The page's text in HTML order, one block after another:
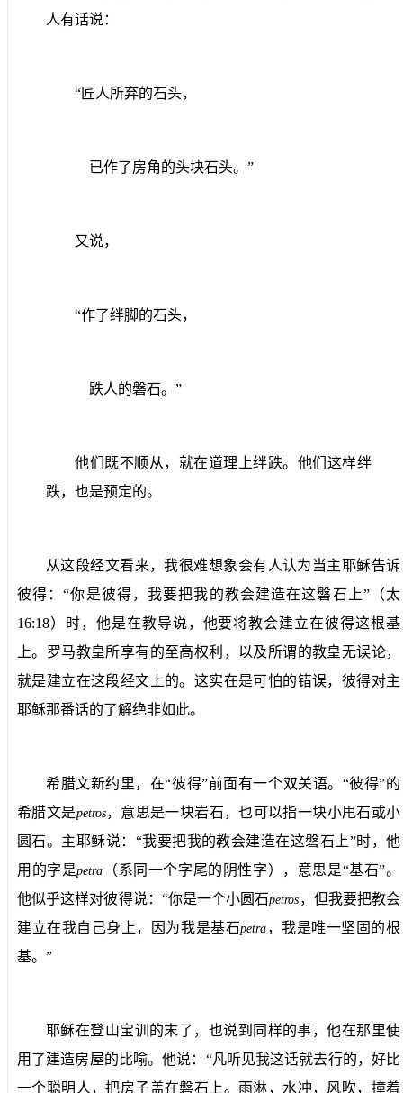
人有话说：
“匠人所弃的石头，
已作了房角的头块石头。”
又说，
“作了绊脚的石头，
跌人的磐石。”
他们既不顺从，就在道理上绊跌。他们这样绊
跌，也是预定的。
从这段经文看来，我很难想象会有人认为当主耶稣告诉
彼得：“你是彼得，我要把我的教会建造在这磐石上”（太
16:18）时，他是在教导说，他要将教会建立在彼得这根基
上。罗马教皇所享有的至高权利，以及所谓的教皇无误论，
就是建立在这段经文上的。这实在是可怕的错误，彼得对主
耶稣那番话的了解绝非如此。
希腊文新约里，在“彼得”前面有一个双关语。“彼得”的
希腊文是petros，意思是一块岩石，也可以指一块小甩石或小
圆石。主耶稣说：“我要把我的教会建造在这磐石上”时，他
用的字是petra （系同一个字尾的阴性字），意思是“基石”。
他似乎这样对彼得说：“你是一个小圆石petros ，但我要把教会
建立在我自己身上，因为我是基石petra ，我是唯一坚固的根
基。”
耶稣在登山宝训的末了，也说到同样的事，他在那里使
用了建造房屋的比喻。他说：“凡听见我这话就去行的，好比
一个聪明人，把房子盖在磐石上。雨淋，水冲，风吹，撞着